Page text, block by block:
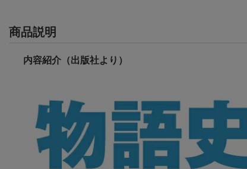
商品説明
内容紹介（出版社より）